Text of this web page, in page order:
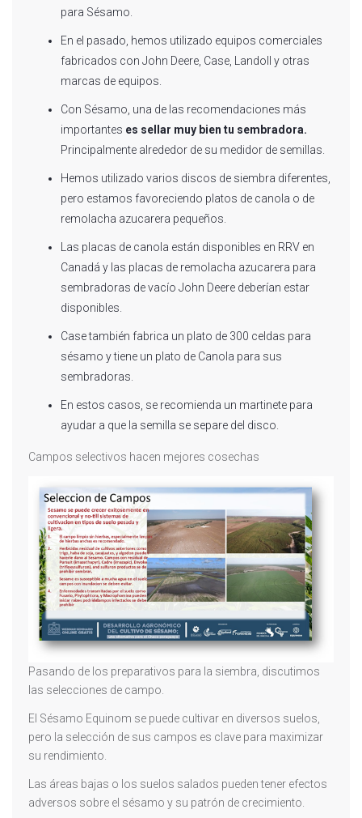
para Sésamo.
En el pasado, hemos utilizado equipos comerciales
fabricados con John Deere, Case, Landoll y otras
marcas de equipos.
Con Sésamo, una de las recomendaciones más
importantes es sellar muy bien tu sembradora.
Principalmente alrededor de su medidor de semillas.
Hemos utilizado varios discos de siembra diferentes,
pero estamos favoreciendo platos de canola o de
remolacha azucarera pequeños.
Las placas de canola están disponibles en RRV en
Canadá y las placas de remolacha azucarera para
sembradoras de vacío John Deere deberían estar
disponibles.
Case también fabrica un plato de 300 celdas para
sésamo y tiene un plato de Canola para sus
sembradoras.
En estos casos, se recomienda un martinete para
ayudar a que la semilla se separe del disco.
Campos selectivos hacen mejores cosechas
Pasando de los preparativos para la siembra, discutimos
las selecciones de campo.
El Sésamo Equinom se puede cultivar en diversos suelos,
pero la selección de sus campos es clave para maximizar
su rendimiento.
Las áreas bajas o los suelos salados pueden tener efectos
adversos sobre el sésamo y su patrón de crecimiento.